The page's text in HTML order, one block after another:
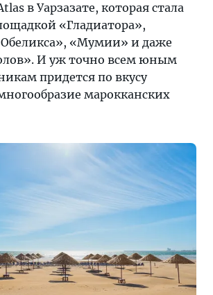
в Уарзазате, которая стала
«Гладиатора»,
Обеликса», «Мумии» и даже
И уж точно всем юным
придется по вкусу
марокканских